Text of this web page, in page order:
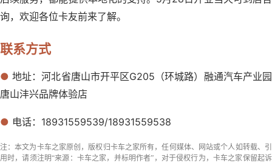
询，欢迎各位卡友前来了解。
联系方式
● 地址：河北省唐山市开平区G205（环城路）融通汽车产业园
唐山沣兴品牌体验店
● 电话：18931559539/18931559538
注：本文为卡车之家原创，版权归卡车之家所有，任何媒体、网站或个人如转载、引
用时，请须注明“来源：卡车之家，并标明作者”，对于侵权行为，卡车之家保留起诉